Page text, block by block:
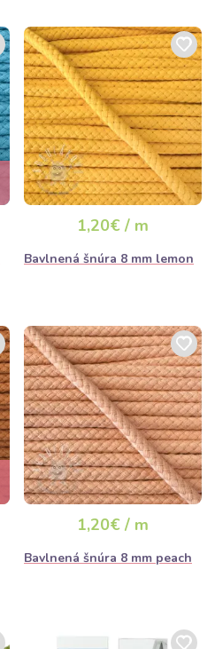
1,20€ / m
Bavlnená šnúra 8 mm lemon
1,20€ / m
Bavlnená šnúra 8 mm peach